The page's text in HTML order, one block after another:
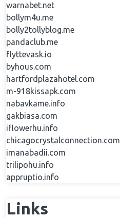
warnabet.net
bollym4u.me
bolly2tollyblog.me
pandaclub.me
flyttevask.io
byhous.com
hartfordplazahotel.com
m-918kissapk.com
nabavkame.info
gakbiasa.com
iflowerhu.info
chicagocrystalconnection.com
imanabadii.com
trilipohu.info
appruptio.info
Links